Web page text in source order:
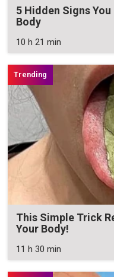
5 Hidden Signs
Body
10 h 21 min
This Simple Trick
Your Body!
11 h 30 min